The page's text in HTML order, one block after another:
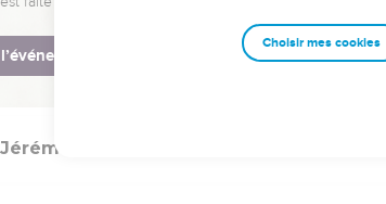
alors je pourrais aussi rejeter la descendance
lignée de ce dernier les dominateurs des
ramènerai leurs déportés et j'aurai compassion
Jérémie
Choisir mes cookies